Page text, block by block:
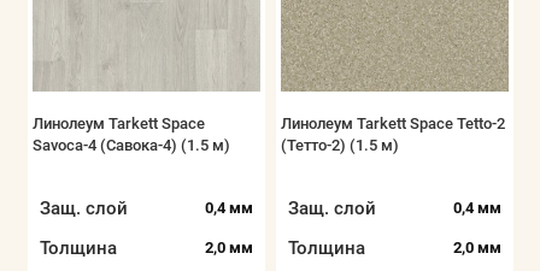
Искусственная трава
Аксессуары
Показать все
Линолеум Tarkett Space
Savoca-4 (Савока-4) (1.5 м)
Защ. слой 0,4 мм
Толщина 2,0 мм
Линолеум Tarkett Space Tetto-2
(Тетто-2) (1.5 м)
Защ. слой 0,4 мм
Толщина 2,0 мм